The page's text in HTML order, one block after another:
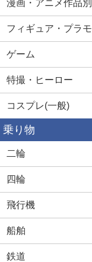
漫画・アニメ作品別
フィギュア・プラモ
ゲーム
特撮・ヒーロー
コスプレ(一般)
乗り物
二輪
四輪
飛行機
船舶
鉄道